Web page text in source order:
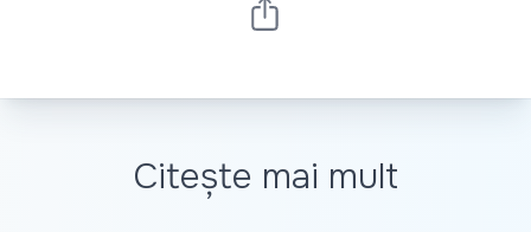
Citește mai mult